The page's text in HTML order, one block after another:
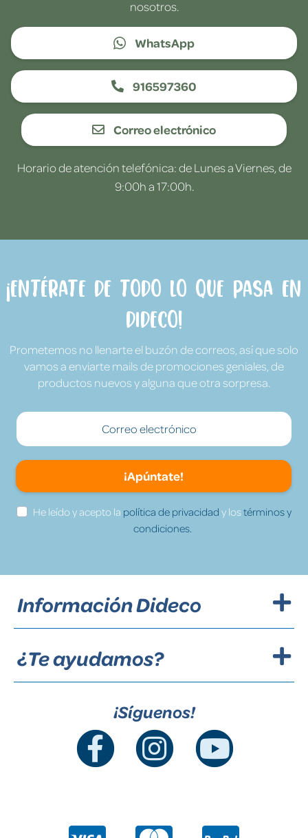
nosotros.
WhatsApp
916597360
Correo electrónico
Horario de atención telefónica: de Lunes a Viernes, de
9:00h a 17:00h.
¡Entérate de todo lo que pasa en
Dideco!
Prometemos no llenarte el buzón de correos, así que solo
vamos a enviarte mails de promociones geniales, de
productos nuevos y alguna que otra sorpresa.
¡Apúntate!
He leído y acepto la política de privacidad y lostérminos y
condiciones.
Información Dideco
¿Te ayudamos?
¡Síguenos!